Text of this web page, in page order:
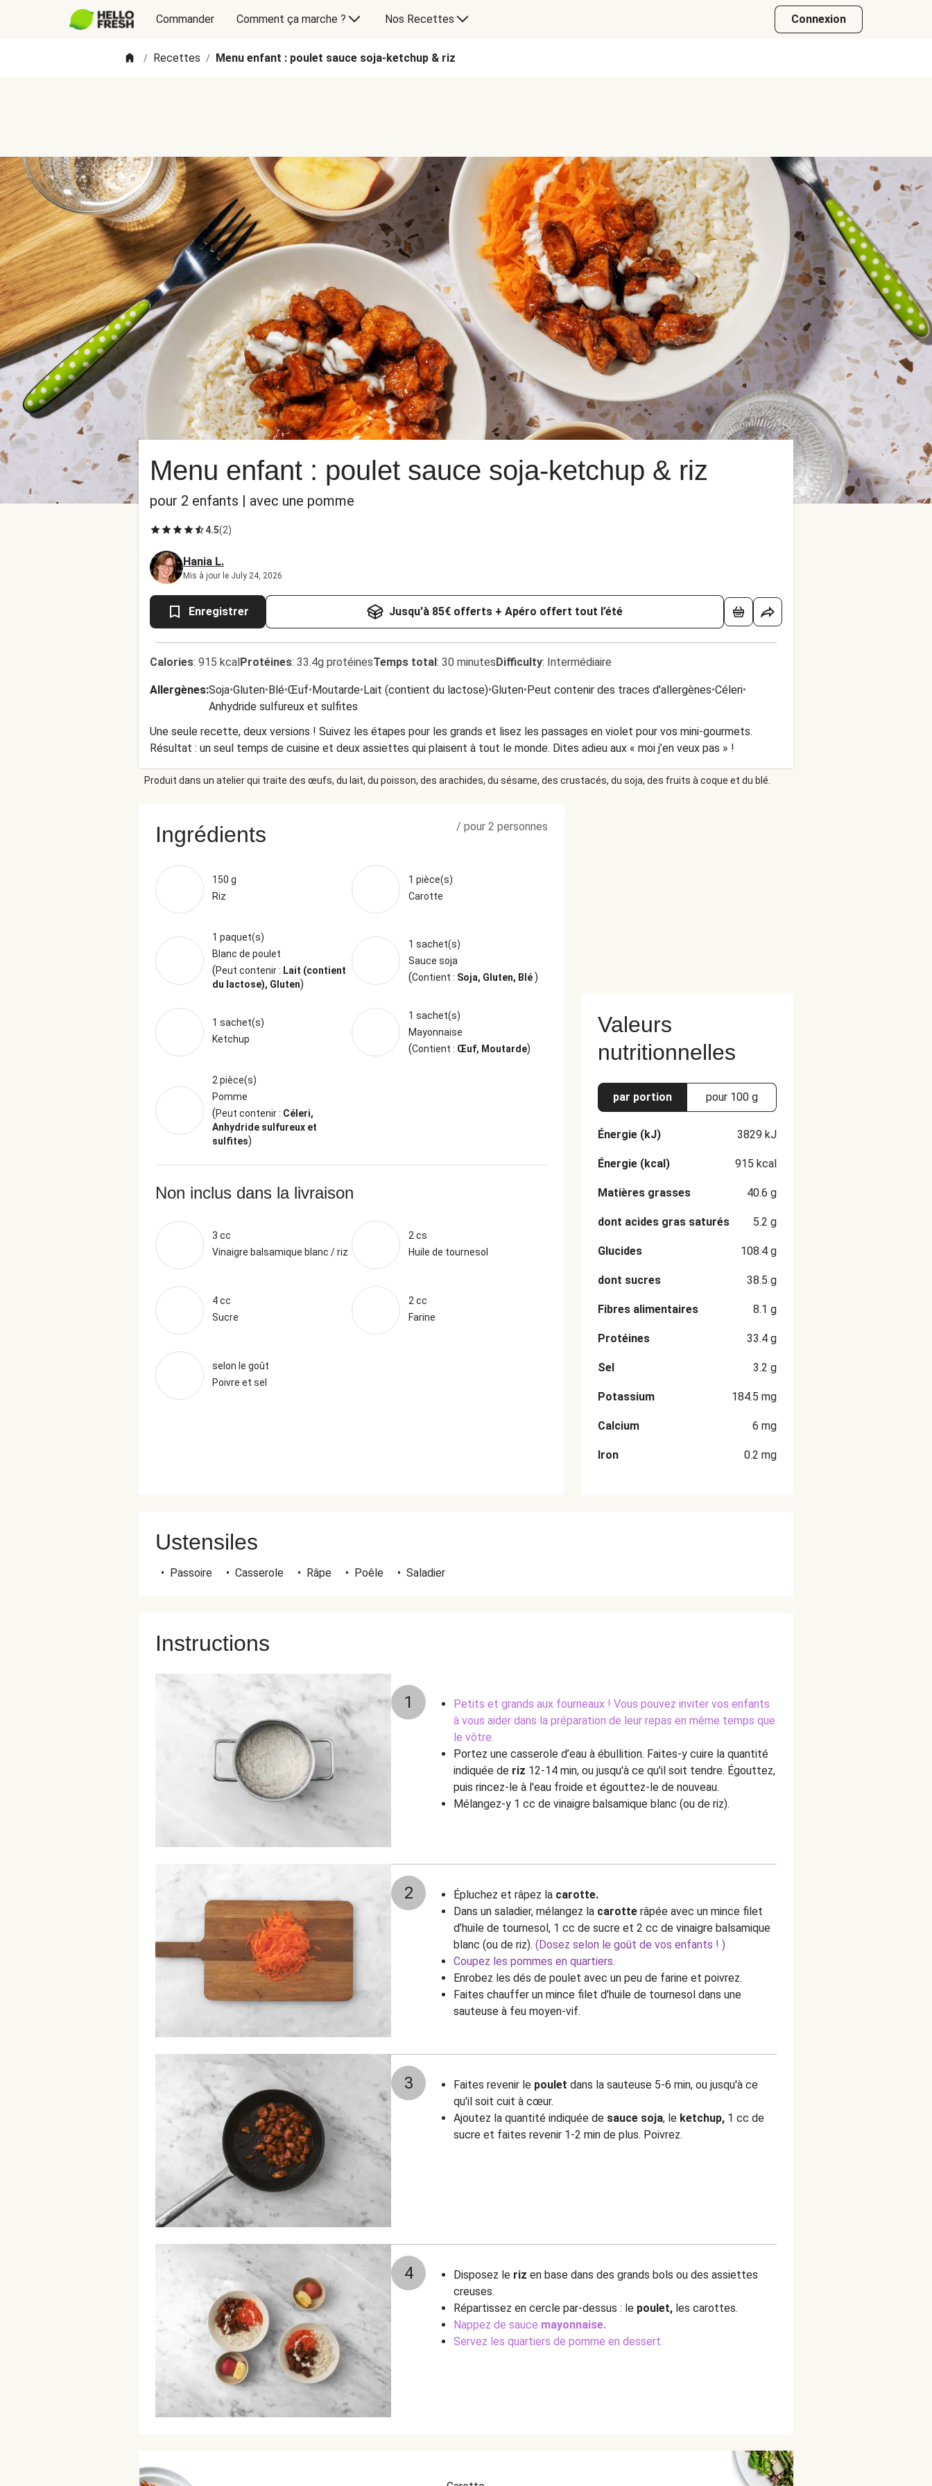
Commander Comment ça marche ? Nos Recettes Connexion
/ Recettes / Menu enfant : poulet sauce soja-ketchup & riz
Menu enfant : poulet sauce soja-ketchup & riz
pour 2 enfants | avec une pomme
4.5(2)
Hania L.
Mis à jour le July 24, 2026
Enregistrer Jusqu'à 85€ offerts + Apéro offert tout l’été
Calories: 915 kcalProtéines: 33.4g protéinesTemps total: 30 minutesDifficulty: Intermédiaire
Allergènes:Soja•Gluten•Blé•Œuf•Moutarde•Lait (contient du lactose)•Gluten•Peut contenir des traces d'allergènes•Céleri•
Anhydride sulfureux et sulfites
Une seule recette, deux versions ! Suivez les étapes pour les grands et lisez les passages en violet pour vos mini-gourmets.
Résultat : un seul temps de cuisine et deux assiettes qui plaisent à tout le monde. Dites adieu aux « moi j’en veux pas » !
Produit dans un atelier qui traite des œufs, du lait, du poisson, des arachides, du sésame, des crustacés, du soja, des fruits à coque et du blé.
Ingrédients / pour 2 personnes
150 g
Riz
1 pièce(s)
Carotte
1 paquet(s)
Blanc de poulet
(Peut contenir : Lait (contient
du lactose), Gluten)
1 sachet(s)
Sauce soja
(Contient : Soja, Gluten, Blé)
1 sachet(s)
Ketchup
1 sachet(s)
Mayonnaise
(Contient : Œuf, Moutarde)
2 pièce(s)
Pomme
(Peut contenir : Céleri,
Anhydride sulfureux et
sulfites)
Non inclus dans la livraison
3 cc
Vinaigre balsamique blanc / riz
2 cs
Huile de tournesol
4 cc
Sucre
2 cc
Farine
selon le goût
Poivre et sel
Valeurs
nutritionnelles
par portion pour 100 g
Énergie (kJ) 3829 kJ
Énergie (kcal) 915 kcal
Matières grasses 40.6 g
dont acides gras saturés 5.2 g
Glucides 108.4 g
dont sucres 38.5 g
Fibres alimentaires 8.1 g
Protéines 33.4 g
Sel 3.2 g
Potassium 184.5 mg
Calcium 6 mg
Iron 0.2 mg
Ustensiles
• Passoire • Casserole • Râpe • Poêle • Saladier
Instructions
1
Petits et grands aux fourneaux ! Vous pouvez inviter vos enfants
à vous aider dans la préparation de leur repas en même temps que
le vôtre.
Portez une casserole d’eau à ébullition. Faites-y cuire la quantité
indiquée de riz 12-14 min, ou jusqu'à ce qu'il soit tendre. Égouttez,
puis rincez-le à l'eau froide et égouttez-le de nouveau.
Mélangez-y 1 cc de vinaigre balsamique blanc (ou de riz).
2 Épluchez et râpez la carotte.
Dans un saladier, mélangez la carotte râpée avec un mince filet
d’huile de tournesol, 1 cc de sucre et 2 cc de vinaigre balsamique
blanc (ou de riz). (Dosez selon le goût de vos enfants ! )
Coupez les pommes en quartiers.
Enrobez les dés de poulet avec un peu de farine et poivrez.
Faites chauffer un mince filet d’huile de tournesol dans une
sauteuse à feu moyen-vif.
3 Faites revenir le poulet dans la sauteuse 5-6 min, ou jusqu'à ce
qu'il soit cuit à cœur.
Ajoutez la quantité indiquée de sauce soja, le ketchup, 1 cc de
sucre et faites revenir 1-2 min de plus. Poivrez.
4 Disposez le riz en base dans des grands bols ou des assiettes
creuses.
Répartissez en cercle par-dessus : le poulet, les carottes.
Nappez de sauce mayonnaise.
Servez les quartiers de pomme en dessert.